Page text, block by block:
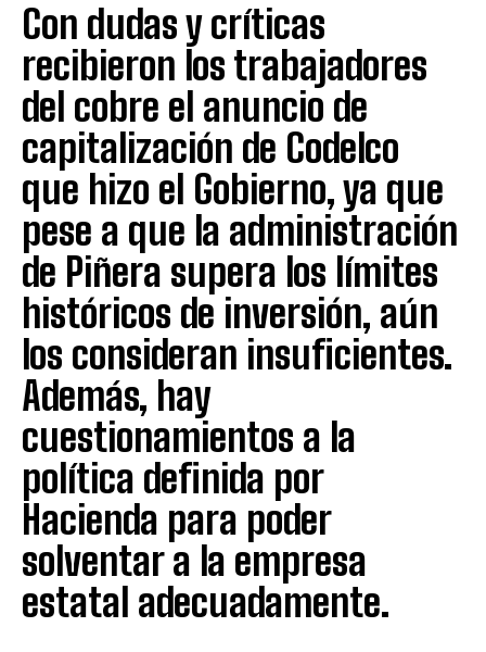
Con dudas y críticas
recibieron los trabajadores
del cobre el anuncio de
capitalización de Codelco
que hizo el Gobierno, ya que
pese a que la administración
de Piñera supera los límites
históricos de inversión, aún
los consideran insuficientes.
Además, hay
cuestionamientos a la
política definida por
Hacienda para poder
solventar a la empresa
estatal adecuadamente.